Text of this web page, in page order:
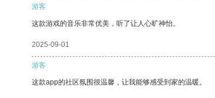
游客
这款游戏的音乐非常优美，听了让人心旷神怡。
2025-09-01
游客
这款app的社区氛围很温馨，让我能够感受到家的温暖。